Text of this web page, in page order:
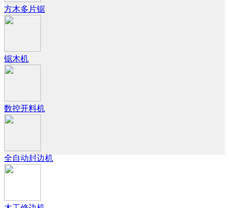
方木多片锯
锯木机
数控开料机
全自动封边机